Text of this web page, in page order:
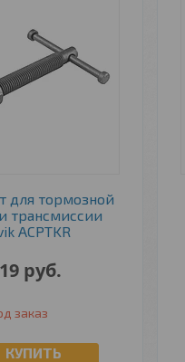
для тормозной
трансмиссии
ACPTKR
руб.
заказ
КУПИТЬ